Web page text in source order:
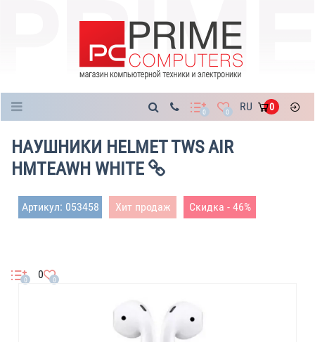
0 0 RU 0
НАУШНИКИ HELMET TWS AIR
HMTEAWH WHITE
Артикул: 053458 Хит продаж Скидка - 46%
0 0 0